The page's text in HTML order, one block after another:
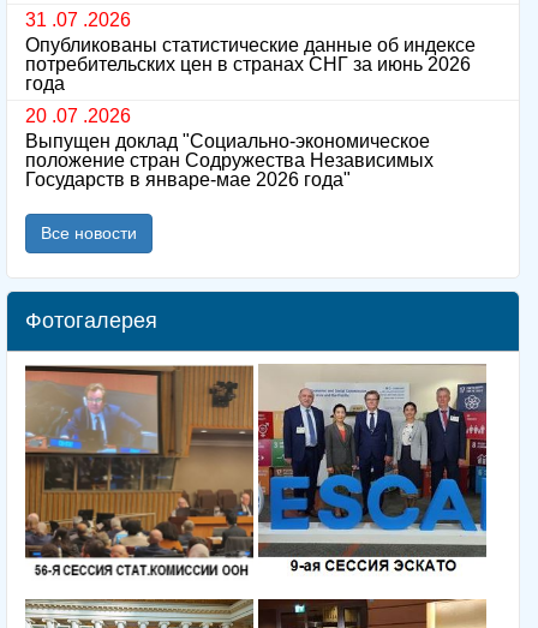
31 .07 .2026
Опубликованы статистические данные об индексе
потребительских цен в странах СНГ за июнь 2026
года
20 .07 .2026
Выпущен доклад "Социально-экономическое
положение стран Содружества Независимых
Государств в январе-мае 2026 года"
Все новости
Фотогалерея